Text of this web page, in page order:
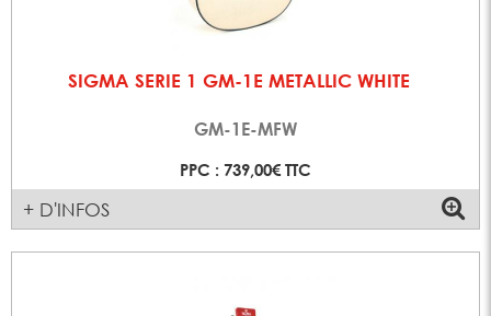
SIGMA SERIE 1 GM-1E METALLIC WHITE
GM-1E-MFW
PPC : 739,00€ TTC
+ D'INFOS